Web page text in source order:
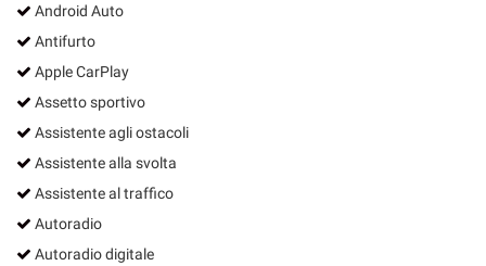
Android Auto
Antifurto
Apple CarPlay
Assetto sportivo
Assistente agli ostacoli
Assistente alla svolta
Assistente al traffico
Autoradio
Autoradio digitale